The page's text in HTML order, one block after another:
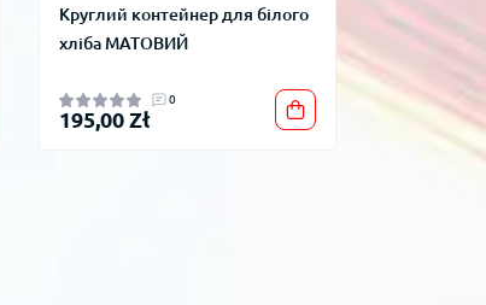
Круглий контейнер для білого
хліба МАТОВИЙ
0
195,00 Zł